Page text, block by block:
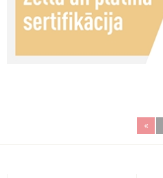
«